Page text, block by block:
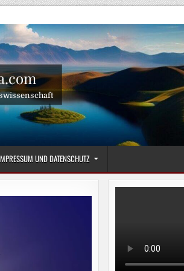
UND DATENSCHUTZ